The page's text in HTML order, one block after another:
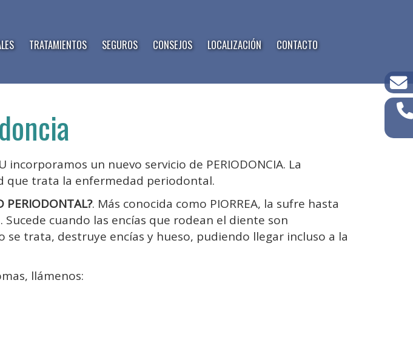
TRATAMIENTOS SEGUROS CONSEJOS LOCALIZACIÓN CONTACTO
incorporamos un nuevo servicio de PERIODONCIA. La
que trata la enfermedad periodontal.
PERIODONTAL?. Más conocida como PIORREA, la sufre hasta
cuando las encías que rodean el diente son
se trata, destruye encías y hueso, pudiendo llegar incluso a la
llámenos: